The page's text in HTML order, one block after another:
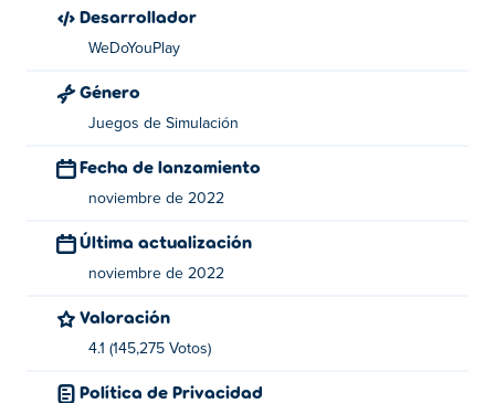
WeDoYouPlay. Juega sus otros juegos en Poki:
Stories: Doctor Soccer
¿Cómo puedo jugar Hospital Stories: Doctor
Puedes jugar Hospital Stories: Doctor Rugby en tu
gratis enPoki.
Desarrollador
WeDoYouPlay
Género
Juegos de Simulación
Fecha de lanzamiento
noviembre de 2022
Última actualización
noviembre de 2022
Valoración
4.1 (145,275 Votos)
Política de Privacidad